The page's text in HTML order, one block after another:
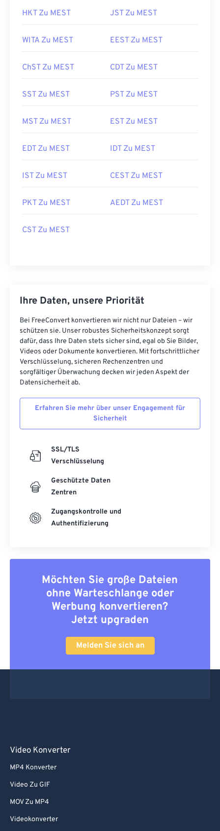
HKT Zu MEST JST Zu MEST
WITA Zu MEST EEST Zu MEST
ChST Zu MEST CDT Zu MEST
SST Zu MEST PST Zu MEST
MST Zu MEST EST Zu MEST
EDT Zu MEST IDT Zu MEST
IST Zu MEST CEST Zu MEST
PKT Zu MEST AEDT Zu MEST
CST Zu MEST
Ihre Daten, unsere Priorität
Bei FreeConvert konvertieren wir nicht nur Dateien – wir
schützen sie. Unser robustes Sicherheitskonzept sorgt
dafür, dass Ihre Daten stets sicher sind, egal ob Sie Bilder,
Videos oder Dokumente konvertieren. Mit fortschrittlicher
Verschlüsselung, sicheren Rechenzentren und
sorgfältiger Überwachung decken wir jeden Aspekt der
Datensicherheit ab.
Erfahren Sie mehr über unser Engagement für
Sicherheit
SSL/TLS
Verschlüsselung
Geschützte Daten
Zentren
Zugangskontrolle und
Authentifizierung
Möchten Sie große Dateien
ohne Warteschlange oder
Werbung konvertieren?
Jetzt upgraden
Melden Sie sich an
Video Konverter
MP4 Konverter
Video Zu GIF
MOV Zu MP4
Videokonverter